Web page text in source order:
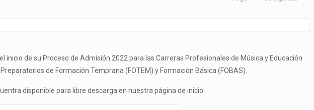
inicio de su Proceso de Admisión 2022 para las Carreras Profesionales de Música y Educación
de Formación Temprana (FOTEM) y Formación Básica (FOBAS).
disponible para libre descarga en nuestra página de inicio: